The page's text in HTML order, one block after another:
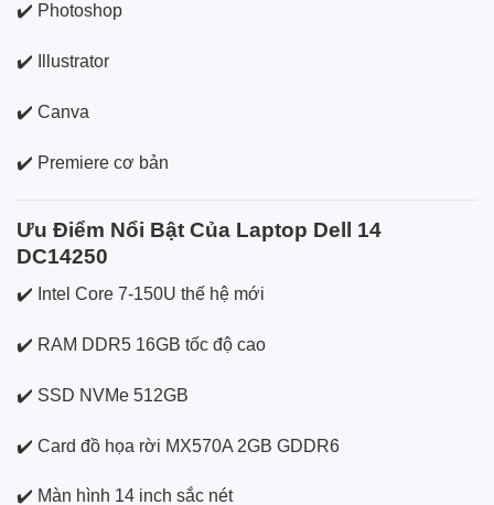
✔️ Photoshop
✔️ Illustrator
✔️ Canva
✔️ Premiere cơ bản
Ưu Điểm Nổi Bật Của Laptop Dell 14
DC14250
✔️ Intel Core 7-150U thế hệ mới
✔️ RAM DDR5 16GB tốc độ cao
✔️ SSD NVMe 512GB
✔️ Card đồ họa rời MX570A 2GB GDDR6
✔️ Màn hình 14 inch sắc nét